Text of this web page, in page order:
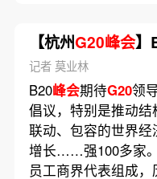
【杭州G20峰会】
记者 莫业林
B20峰会期待G20领
倡议，特别是推动结
联动、包容的世界
增长……强100多家
员工商界代表组成，